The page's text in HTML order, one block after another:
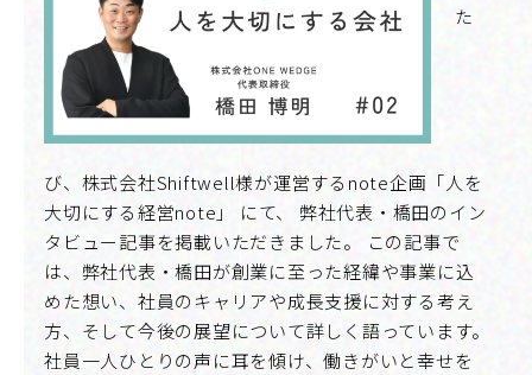
た
び、株式会社Shiftwell様が運営するnote企画「人を
大切にする経営note」 にて、 弊社代表・橋田のイン
タビュー記事を掲載いただきました。 この記事で
は、弊社代表・橋田が創業に至った経緯や事業に込
めた想い、社員のキャリアや成長支援に対する考え
方、そして今後の展望について詳しく語っています。
社員一人ひとりの声に耳を傾け、働きがいと幸せを